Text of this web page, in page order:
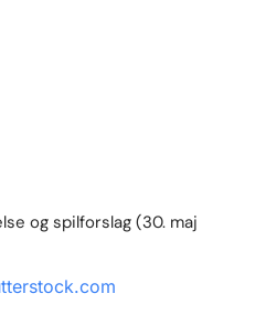
og spilforslag (30. maj